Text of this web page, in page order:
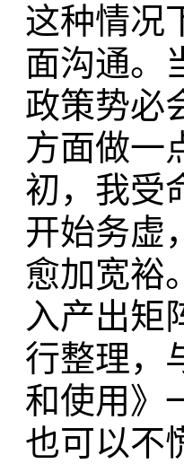
这种情况
面沟通。
政策势必
方面做一
初，我受
开始务虚
愈加宽裕
入产出矩
行整理，
和使用》
也可以不